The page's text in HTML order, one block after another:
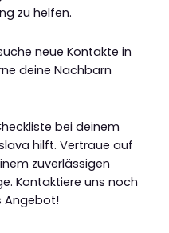
zu helfen.
neue Kontakte in
deine Nachbarn
bei deinem
hilft. Vertraue auf
zuverlässigen
Kontaktiere uns noch
Angebot!